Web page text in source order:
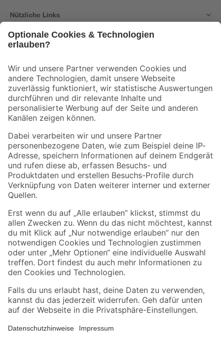
Nützliche Links
Der toom Newsletter: Keine Angebote und Aktionen mehr verpassen!
Zur Newsletter Anmeldung
Folge uns
Zahlungsarten Versandarten
Sicher einkaufen
Jetzt die toom-App herunterladen
Alle Preisangaben in EUR inkl. gesetzl. MwSt.. Die dargestellten Angebote sind unter
Umständen nicht in allen Märkten verfügbar. Die angegebenen Verfügbarkeiten beziehen
Produkte nur solange der Vorrat reicht.
*Paketversand ab 59 € versandkostenfrei, gilt nicht für Artikel mit Speditionsversand, hier